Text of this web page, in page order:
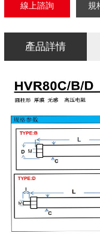
線上諮詢 規
產品詳情